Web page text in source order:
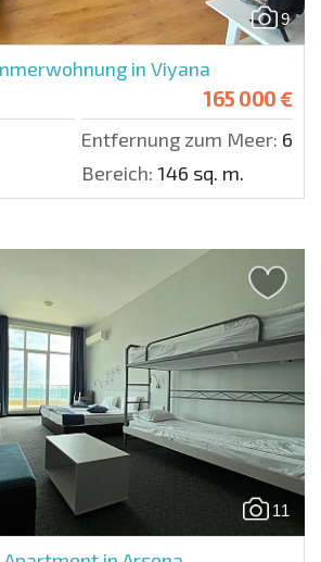
9
in Viyana
165 000 €
Entfernung zum Meer: 600
Bereich: 146 sq. m.
11